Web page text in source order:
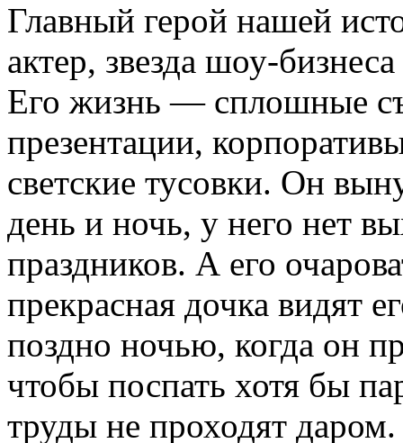
Главный герой нашей
актер, звезда шоу-
Его жизнь — сплошные
презентации,
светские тусовки. Он
день и ночь, у него нет
праздников. А его
прекрасная дочка видят
поздно ночью, когда он
чтобы поспать хотя бы
труды не проходят